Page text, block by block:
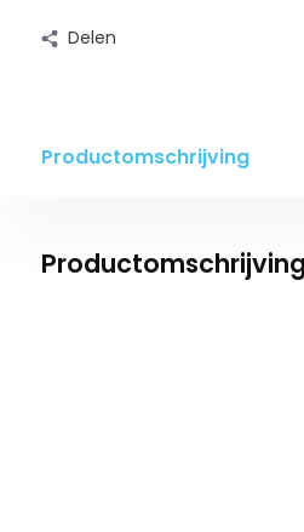
Delen
Productomschrijving
Productomschrijving